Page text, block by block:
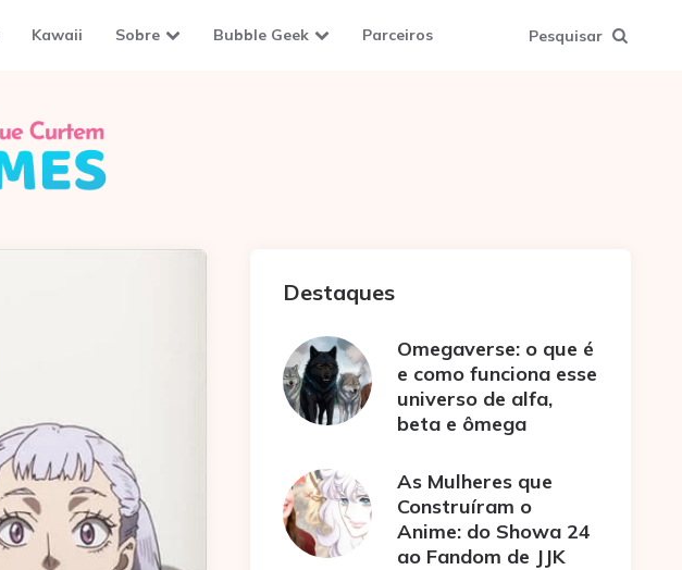
Kawaii Sobre Bubble Geek Parceiros Pesquisar
Destaques
Omegaverse: o que é
e como funciona esse
universo de alfa,
beta e ômega
As Mulheres que
Construíram o
Anime: do Showa 24
ao Fandom de JJK